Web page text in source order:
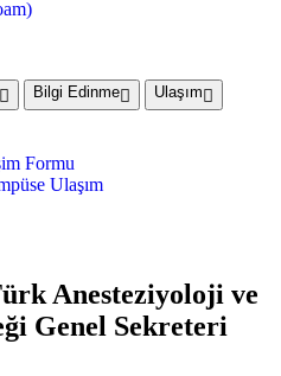
Bilgi Edinme Ulaşım
Formu
Ulaşım
Anesteziyoloji ve
Genel Sekreteri